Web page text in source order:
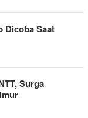
Dicoba Saat
Surga